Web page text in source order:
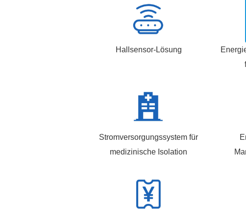
Hallsensor-Lösung
Stromversorgungssystem für
medizinische Isolation